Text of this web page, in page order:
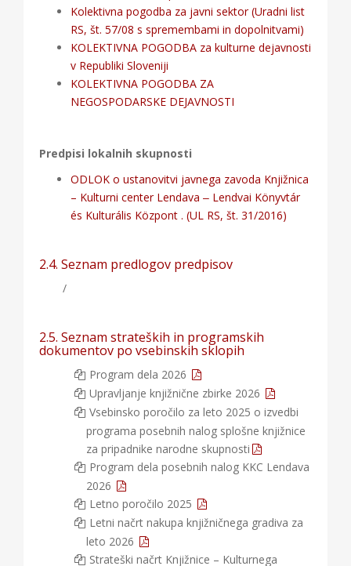
Kolektivna pogodba za javni sektor (Uradni list
RS, št. 57/08 s spremembami in dopolnitvami)
KOLEKTIVNA POGODBA za kulturne dejavnosti
v Republiki Sloveniji
KOLEKTIVNA POGODBA ZA
NEGOSPODARSKE DEJAVNOSTI
Predpisi lokalnih skupnosti
ODLOK o ustanovitvi javnega zavoda Knjižnica
– Kulturni center Lendava ‒ Lendvai Könyvtár
és Kulturális Központ . (UL RS, št. 31/2016)
2.4. Seznam predlogov predpisov
/
2.5. Seznam strateških in programskih
dokumentov po vsebinskih sklopih
Program dela 2026
Upravljanje knjižnične zbirke 2026
Vsebinsko poročilo za leto 2025 o izvedbi
programa posebnih nalog splošne knjižnice
za pripadnike narodne skupnosti
Program dela posebnih nalog KKC Lendava
2026
Letno poročilo 2025
Letni načrt nakupa knjižničnega gradiva za
leto 2026
Strateški načrt Knjižnice – Kulturnega